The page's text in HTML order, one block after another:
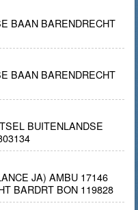
BAAN BARENDRECHT
BAAN BARENDRECHT
BUITENLANDSE
JA) AMBU 17146
BARDRT BON 119828